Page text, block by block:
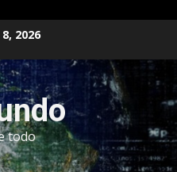
2026
todo